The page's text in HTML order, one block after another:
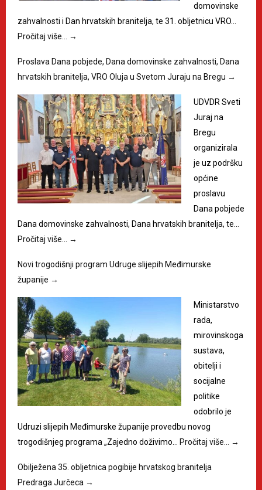
domovinske
zahvalnosti i Dan hrvatskih branitelja, te 31. obljetnicu VRO…
Pročitaj više…
→
Proslava Dana pobjede, Dana domovinske zahvalnosti, Dana
hrvatskih branitelja, VRO Oluja u Svetom Juraju na Bregu →
UDVDR Sveti
Juraj na
Bregu
organizirala
je uz podršku
općine
proslavu
Dana pobjede
Dana domovinske zahvalnosti, Dana hrvatskih branitelja, te…
Pročitaj više…
→
Novi trogodišnji program Udruge slijepih Međimurske
županije →
Ministarstvo
rada,
mirovinskoga
sustava,
obitelji i
socijalne
politike
odobrilo je
Udruzi slijepih Međimurske županije provedbu novog
trogodišnjeg programa „Zajedno doživimo… Pročitaj više… →
Obilježena 35. obljetnica pogibije hrvatskog branitelja
Predraga Jurčeca →